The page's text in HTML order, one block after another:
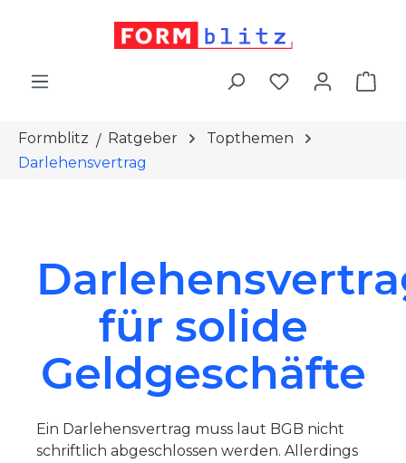
Formblitz Ratgeber
Topthemen
Darlehensvertrag
für solide
Geldgeschäfte
Ein Darlehensvertrag muss laut BGB nicht
schriftlich abgeschlossen werden. Allerdings